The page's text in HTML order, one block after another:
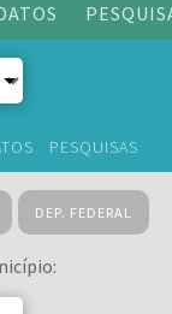
PESQUISAS
DEP. FEDERAL